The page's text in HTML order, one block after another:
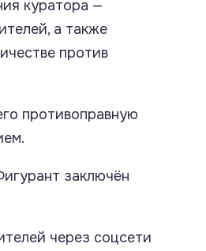
куратора —
а также
против
противоправную
заключён
через соцсети